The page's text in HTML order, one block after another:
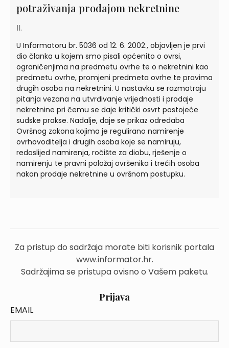
potraživanja prodajom nekretnine
II.
U Informatoru br. 5036 od 12. 6. 2002., objavljen je prvi
dio članka u kojem smo pisali općenito o ovrsi,
ograničenjima na predmetu ovrhe te o nekretnini kao
predmetu ovrhe, promjeni predmeta ovrhe te pravima
drugih osoba na nekretnini. U nastavku se razmatraju
pitanja vezana na utvrđivanje vrijednosti i prodaje
nekretnine pri čemu se daje kritički osvrt postojeće
sudske prakse. Nadalje, daje se prikaz odredaba
Ovršnog zakona kojima je regulirano namirenje
ovrhovoditelja i drugih osoba koje se namiruju,
redoslijed namirenja, ročište za diobu, rješenje o
namirenju te pravni položaj ovršenika i trećih osoba
nakon prodaje nekretnine u ovršnom postupku.
Za pristup do sadržaja morate biti korisnik portala
www.informator.hr.
Sadržajima se pristupa ovisno o Vašem paketu.
Prijava
EMAIL